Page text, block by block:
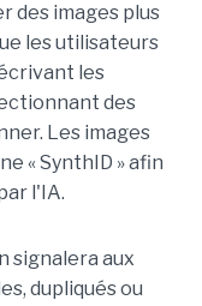
des images plus
les utilisateurs
les
des
Les images
« SynthID » afin
l'IA.
signalera aux
dupliqués ou